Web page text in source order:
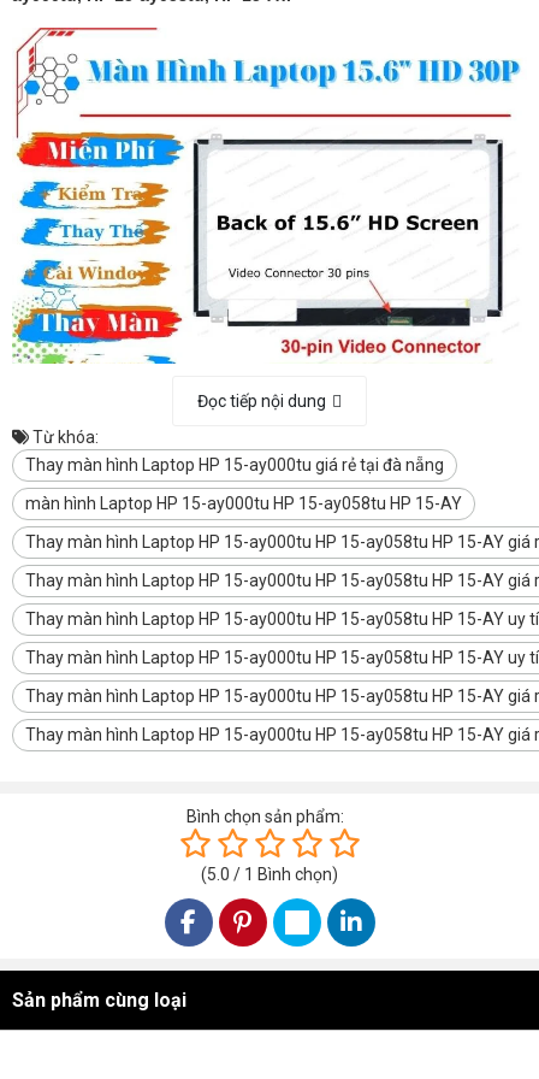
hãy liên hệ ngay -leminhSTORE.Chúng tôi chuyênthay màn hình
Laptop tại Đà Nẵng, UY TÍN, CHUYÊN NGHIỆP... ngoài ra chúng
tôi cung cấpLaptop Xách TayNhập Khẩu từ Âu, Mỹ, Nhật, Canada...
Dịch Vụ:
Nhận ship hàng trênToàn Quốc, thời gian nhận hàng từ2
ngày-3 ngàyngay sau khi khách hàng
Miễn phí giao hàng phạm tại Đà Nẵng phạm vi bán kính 10 km.
Bảo hành 6 tháng - 1 năm (1 đổi 1 trong thời gian bảo hành).
hãy gọi cho chúng tôi.0915 81 99 67(Zalo+Hotline)
leminhSTORE chuyên thay thế
linh kiện laptop giá rẻ tại đà
nẵng
Đọc tiếp nội dung
Từ khóa:
Thay màn hình Laptop HP 15-ay000tu giá rẻ tại đà nẵng
màn hình Laptop HP 15-ay000tu HP 15-ay058tu HP 15-AY
Thay màn hình Laptop HP 15-ay000tu HP 15-ay058tu HP 15-AY giá
Thay màn hình Laptop HP 15-ay000tu HP 15-ay058tu HP 15-AY giá
Thay màn hình Laptop HP 15-ay000tu HP 15-ay058tu HP 15-AY uy
Thay màn hình Laptop HP 15-ay000tu HP 15-ay058tu HP 15-AY uy
Thay màn hình Laptop HP 15-ay000tu HP 15-ay058tu HP 15-AY giá
Thay màn hình Laptop HP 15-ay000tu HP 15-ay058tu HP 15-AY giá
Bình chọn sản phẩm:
(5.0 / 1 Bình chọn)
Sản phẩm cùng loại